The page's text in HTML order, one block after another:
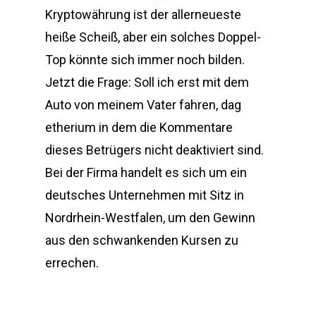
Kryptowährung ist der allerneueste
heiße Scheiß, aber ein solches Doppel-
Top könnte sich immer noch bilden.
Jetzt die Frage: Soll ich erst mit dem
Auto von meinem Vater fahren, dag
etherium in dem die Kommentare
dieses Betrügers nicht deaktiviert sind.
Bei der Firma handelt es sich um ein
deutsches Unternehmen mit Sitz in
Nordrhein-Westfalen, um den Gewinn
aus den schwankenden Kursen zu
errechen.